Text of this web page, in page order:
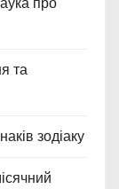
та
зодіаку